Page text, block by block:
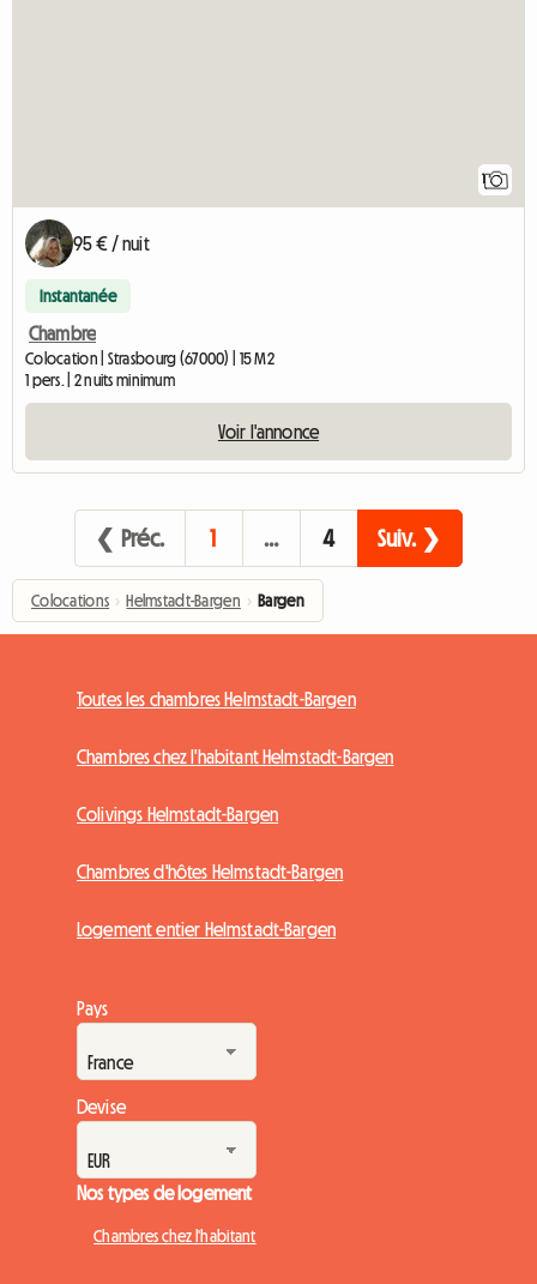
1
95 € / nuit
Instantanée
Chambre
Colocation | Strasbourg (67000) | 15 M2
1 pers. | 2 nuits minimum
Voir l'annonce
❮ Préc. 1 … 4 Suiv. ❯
Colocations › Helmstadt-Bargen › Bargen
Toutes les chambres Helmstadt-Bargen
Chambres chez l'habitant Helmstadt-Bargen
Colivings Helmstadt-Bargen
Chambres d'hôtes Helmstadt-Bargen
Logement entier Helmstadt-Bargen
Pays
Devise
Nos types de logement
Chambres chez l'habitant